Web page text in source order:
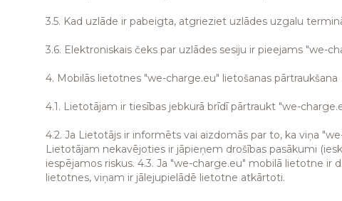
3.5. Kad uzlāde ir pabeigta, atgrieziet uzlādes uzgalu
3.6. Elektroniskais čeks par uzlādes sesiju ir pieejams "we-
4. Mobilās lietotnes "we-charge.eu" lietošanas pārtraukšana
4.1. Lietotājam ir tiesības jebkurā brīdī pārtraukt "we-
4.2. Ja Lietotājs ir informēts vai aizdomās par to, ka viņa
Lietotājam nekavējoties ir jāpieņem drošības pasākumi
iespējamos riskus. 4.3. Ja "we-charge.eu" mobilā lietotne
lietotnes, viņam ir jālejupielādē lietotne atkārtoti.